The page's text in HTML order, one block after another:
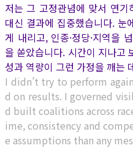
저는 그 고정관념에 맞서 연
대신 결과에 집중했습니다. 눈
게 내리고, 인종·정당·지역을
을 쏟았습니다. 시간이 지나고
성과 역량이 그런 가정을 깨는
I didn’t try to perform
d on results. I governed
d built coalitions across
ime, consistency and
e assumptions than any